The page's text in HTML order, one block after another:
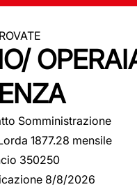
Somministrazione
1877.28 mensile
350250
8/8/2026